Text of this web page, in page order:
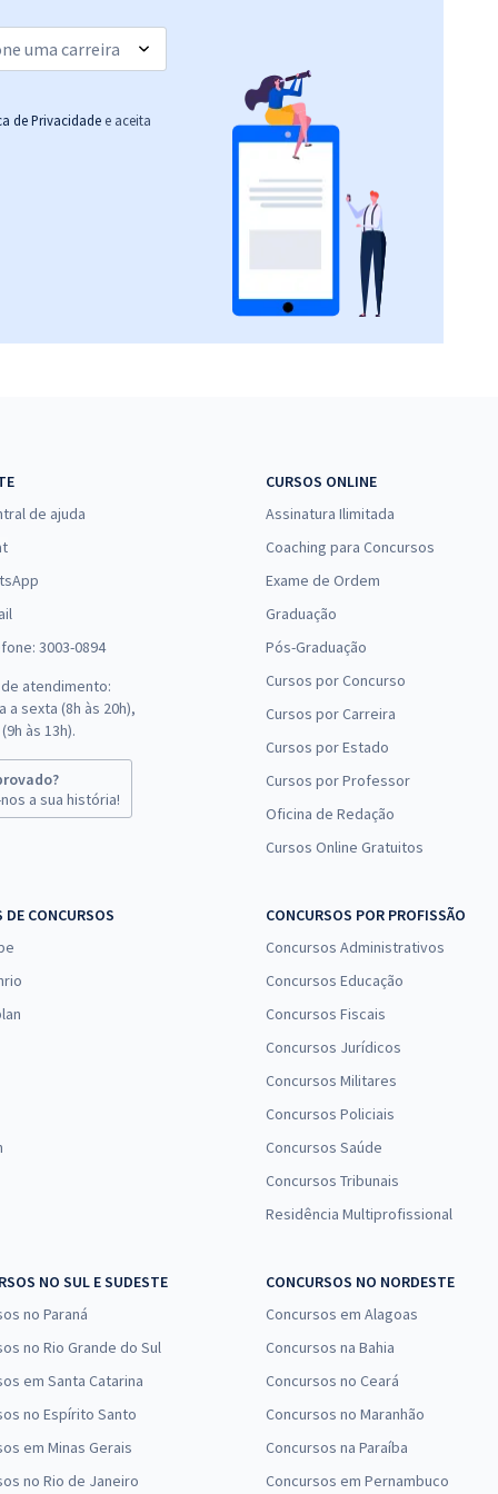
R$ 239,84à vista
19,99
(-20%)
de Privacidade e aceita
de ajuda
3003-0894
atendimento:
a sexta (8h às 20h),
às 13h).
a sua história!
CURSOS ONLINE
Assinatura Ilimitada
Coaching para Concursos
Exame de Ordem
Graduação
Pós-Graduação
Cursos por Concurso
Cursos por Carreira
Cursos por Estado
Cursos por Professor
Oficina de Redação
Cursos Online Gratuitos
DE CONCURSOS
CONCURSOS POR PROFISSÃO
Concursos Administrativos
Concursos Educação
Concursos Fiscais
Concursos Jurídicos
Concursos Militares
Concursos Policiais
Concursos Saúde
Concursos Tribunais
Residência Multiprofissional
NO SUL E SUDESTE
no Paraná
no Rio Grande do Sul
em Santa Catarina
no Espírito Santo
em Minas Gerais
no Rio de Janeiro
CONCURSOS NO NORDESTE
Concursos em Alagoas
Concursos na Bahia
Concursos no Ceará
Concursos no Maranhão
Concursos na Paraíba
Concursos em Pernambuco